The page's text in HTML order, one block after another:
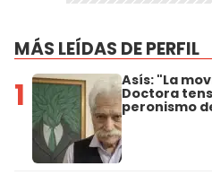
MÁS LEÍDAS DE PERFIL
1 Asís: "La
Doctora
peronismo